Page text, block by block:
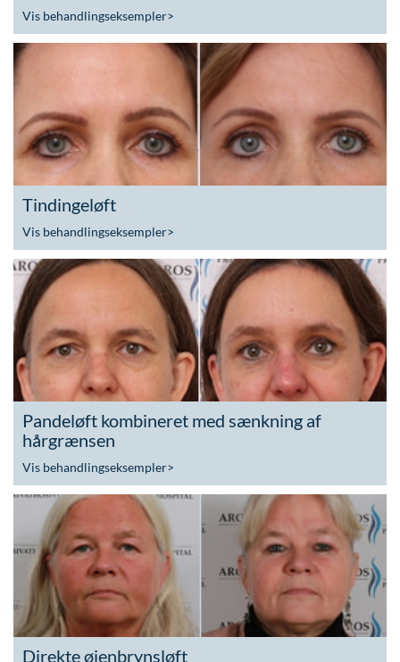
Vis behandlingseksempler>
Tindingeløft
Vis behandlingseksempler>
Pandeløft kombineret med sænkning af
hårgrænsen
Vis behandlingseksempler>
Direkte øjenbrynsløft